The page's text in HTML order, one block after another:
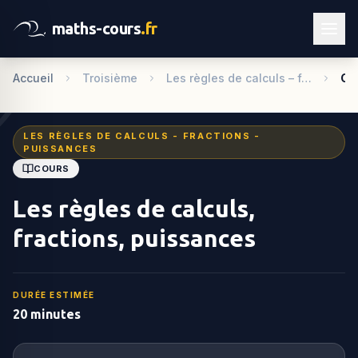
maths-cours.fr
Accueil Troisième Les règles de calculs – f…
LES RÈGLES DE CALCULS - FRACTIONS -
PUISSANCES
COURS
Les règles de calculs,
fractions, puissances
DURÉE ESTIMÉE
20 minutes